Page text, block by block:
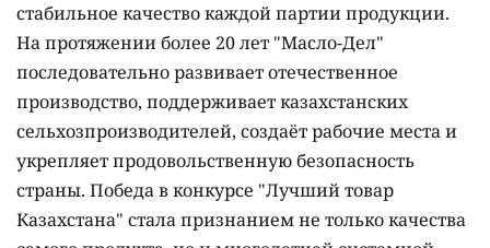
стабильное качество каждой партии продукции.
На протяжении более 20 лет "Масло-Дел"
последовательно развивает отечественное
производство, поддерживает казахстанских
сельхозпроизводителей, создаёт рабочие места и
укрепляет продовольственную безопасность
страны. Победа в конкурсе "Лучший товар
Казахстана" стала признанием не только качества